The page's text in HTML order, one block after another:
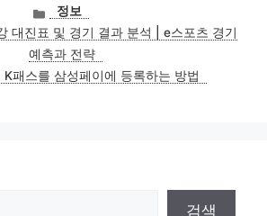
카
테
고
리
정보
대진표 및 경기 결과 분석 | e스포츠 경기
예측과 전략
K패스를 삼성페이에 등록하는 방법
검색